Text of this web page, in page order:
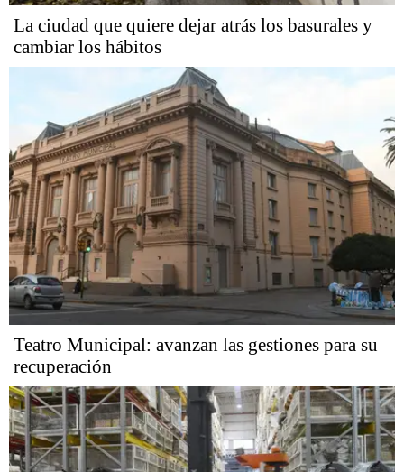
La ciudad que quiere dejar atrás los basurales y
cambiar los hábitos
Teatro Municipal: avanzan las gestiones para su
recuperación